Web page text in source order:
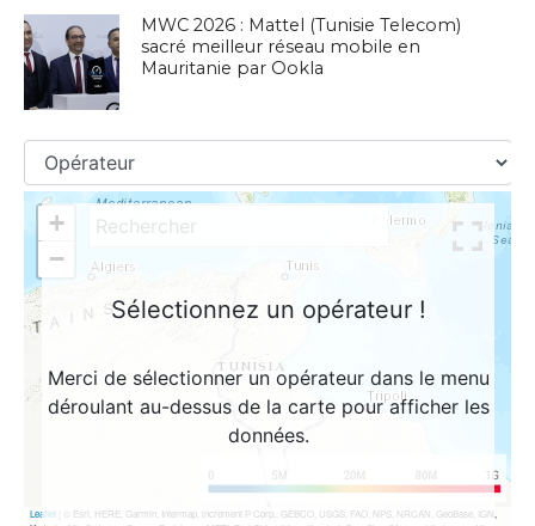
MWC 2026 : Mattel (Tunisie Telecom)
sacré meilleur réseau mobile en
Mauritanie par Ookla